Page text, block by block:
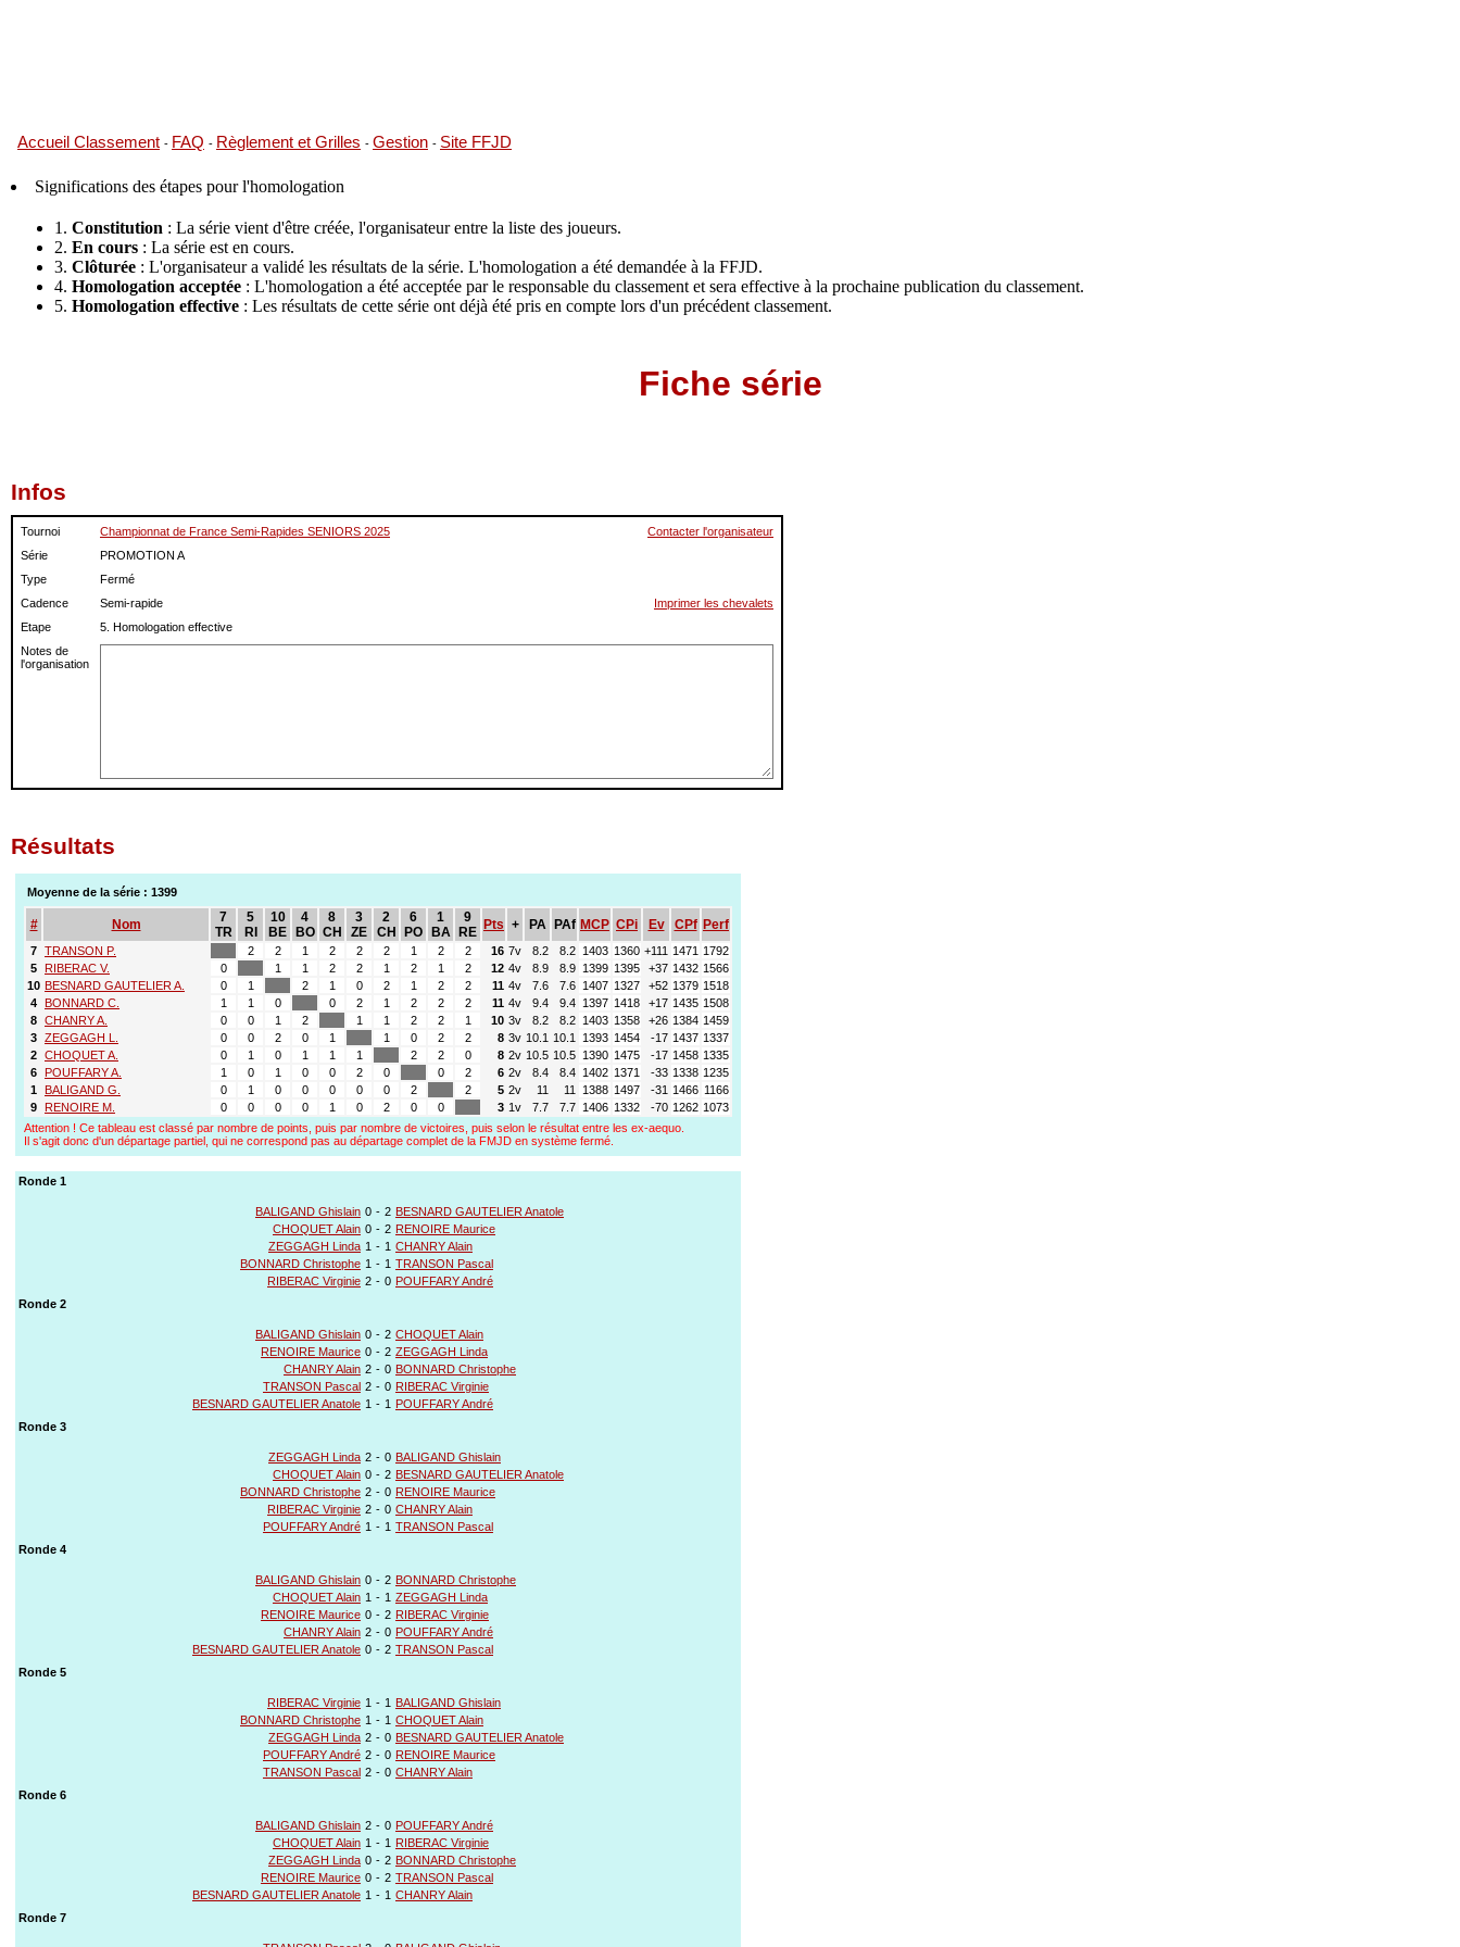
Accueil Classement - FAQ - Règlement et Grilles - Gestion - Site FFJD
Significations des étapes pour l'homologation
1. Constitution : La série vient d'être créée, l'organisateur entre la liste des joueurs.
2. En cours : La série est en cours.
3. Clôturée : L'organisateur a validé les résultats de la série. L'homologation a été demandée à la FFJD.
4. Homologation acceptée : L'homologation a été acceptée par le responsable du classement et sera effective à la prochaine publication du classement.
5. Homologation effective : Les résultats de cette série ont déjà été pris en compte lors d'un précédent classement.
Fiche série
Infos
Tournoi Championnat de France Semi-Rapides SENIORS 2025
Contacter l'organisateur
Série
PROMOTION A
Type
Fermé
Cadence
Semi-rapide
Imprimer les chevalets
Etape
5. Homologation effective
Notes de
l'organisation
Résultats
Moyenne de la série : 1399
# Nom
7
TR
5
RI
10
BE
4
BO
8
CH
3
ZE
2
CH
6
PO
1
BA
9
RE Pts + PA PAf MCP CPi Ev CPf Perf
7 TRANSON P. 2 2 1 2 2 2 1 2 2 16 7v 8.2 8.2 1403 1360 +111 1471
1792
5
RIBERAC V. 0 1 1 2 2 1 2 1 2 12 4v 8.9 8.9 1399 1395 +37 1432 1566
10 BESNARD GAUTELIER A. 0 1 2 1 0 2 1 2 2 11 4v 7.6 7.6 1407 1327 +52 1379 1518
4
BONNARD C. 1 1 0 0 2 1 2 2 2 11 4v 9.4 9.4 1397 1418 +17 1435 1508
8 CHANRY A. 0 0 1 2 1 1 2 2 1 10 3v 8.2 8.2 1403 1358 +26 1384 1459
3 ZEGGAGH L. 0 0 2 0 1 1 0 2 2 8 3v 10.1 10.1 1393 1454 -17 1437 1337
2 CHOQUET A. 0 1 0 1 1 1 2 2 0 8 2v 10.5 10.5 1390 1475 -17 1458 1335
6
POUFFARY A. 1 0 1 0 0 2 0 0 2 6 2v 8.4 8.4 1402 1371 -33 1338 1235
1
BALIGAND G. 0 1 0 0 0 0 0 2 2 5 2v 11 11 1388 1497 -31 1466 1166
9
RENOIRE M. 0 0 0 0 1 0 2 0 0 3 1v 7.7 7.7 1406 1332 -70 1262 1073
Attention ! Ce tableau est classé par nombre de points, puis par nombre de victoires, puis selon le résultat entre les ex-aequo.
Il s'agit donc d'un départage partiel, qui ne correspond pas au départage complet de la FMJD en système fermé.
Ronde 1
BALIGAND Ghislain 0 - 2 BESNARD GAUTELIER Anatole
CHOQUET Alain 0 - 2 RENOIRE Maurice
ZEGGAGH Linda 1 - 1 CHANRY Alain
BONNARD Christophe 1 - 1 TRANSON Pascal
RIBERAC Virginie 2 - 0 POUFFARY André
Ronde 2
BALIGAND Ghislain 0 - 2 CHOQUET Alain
RENOIRE Maurice 0 - 2 ZEGGAGH Linda
CHANRY Alain 2 - 0 BONNARD Christophe
TRANSON Pascal 2 - 0 RIBERAC Virginie
BESNARD GAUTELIER Anatole 1 - 1 POUFFARY André
Ronde 3
ZEGGAGH Linda 2 - 0 BALIGAND Ghislain
CHOQUET Alain 0 - 2 BESNARD GAUTELIER Anatole
BONNARD Christophe 2 - 0 RENOIRE Maurice
RIBERAC Virginie 2 - 0 CHANRY Alain
POUFFARY André 1 - 1 TRANSON Pascal
Ronde 4
BALIGAND Ghislain 0 - 2 BONNARD Christophe
CHOQUET Alain 1 - 1 ZEGGAGH Linda
RENOIRE Maurice 0 - 2 RIBERAC Virginie
CHANRY Alain 2 - 0 POUFFARY André
BESNARD GAUTELIER Anatole 0 - 2 TRANSON Pascal
Ronde 5
RIBERAC Virginie 1 - 1 BALIGAND Ghislain
BONNARD Christophe 1 - 1 CHOQUET Alain
ZEGGAGH Linda 2 - 0 BESNARD GAUTELIER Anatole
POUFFARY André 2 - 0 RENOIRE Maurice
TRANSON Pascal 2 - 0 CHANRY Alain
Ronde 6
BALIGAND Ghislain 2 - 0 POUFFARY André
CHOQUET Alain 1 - 1 RIBERAC Virginie
ZEGGAGH Linda 0 - 2 BONNARD Christophe
RENOIRE Maurice 0 - 2 TRANSON Pascal
BESNARD GAUTELIER Anatole 1 - 1 CHANRY Alain
Ronde 7